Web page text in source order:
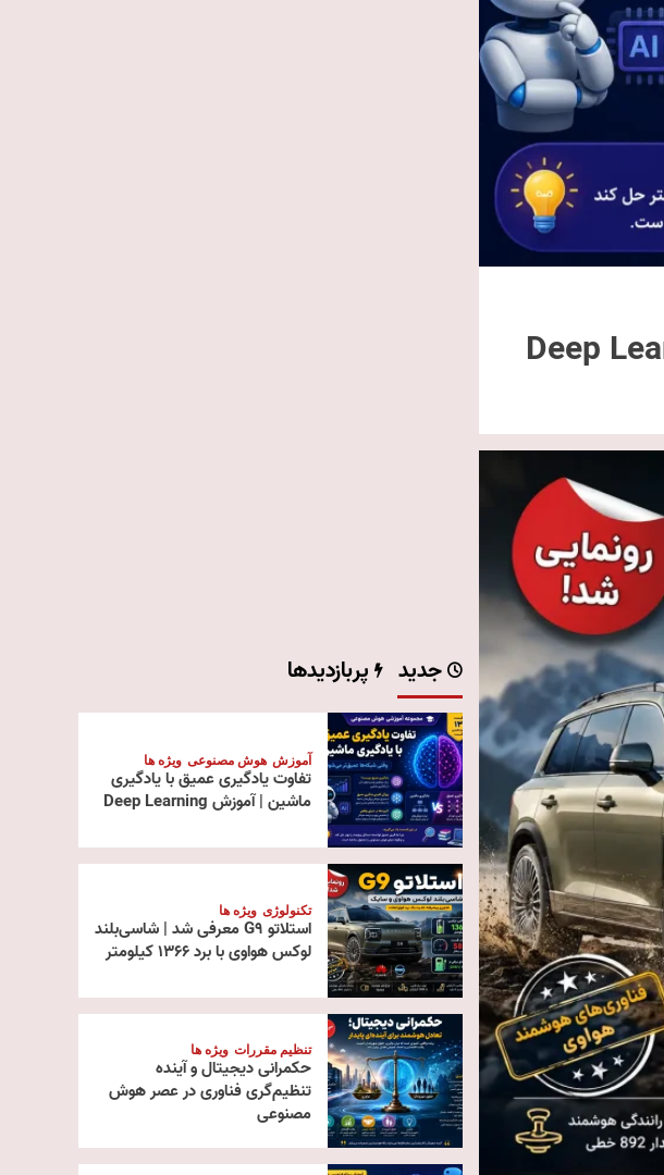
جدید پربازدیدها
آموزش هوش مصنوعی ویژه ها
تفاوت یادگیری عمیق با یادگیری
ماشین | آموزش Deep Learning
تکنولوژی ویژه ها
استلاتو G9 معرفی شد | شاسی‌بلند
لوکس هواوی با برد ۱۳۶۶ کیلومتر
تنظیم مقررات ویژه ها
حکمرانی دیجیتال و آینده
تنظیم‌گری فناوری در عصر هوش
مصنوعی